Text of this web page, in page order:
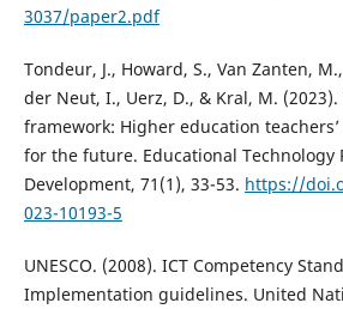
3037/paper2.pdf
Tondeur, J., Howard, S., Van Zanten,
der Neut, I., Uerz, D., & Kral, M. (2023).
framework: Higher education
for the future. Educational Technology
Development, 71(1), 33-53. https://
023-10193-5
UNESCO. (2008). ICT Competency
Implementation guidelines. United